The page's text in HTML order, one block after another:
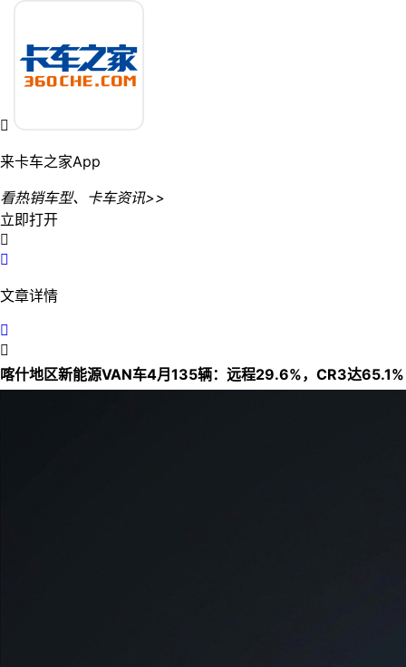

来卡车之家App
看热销车型、卡车资讯>>
立即打开


文章详情


喀什地区新能源VAN车4月135辆：远程29.6%，CR3达65.1%